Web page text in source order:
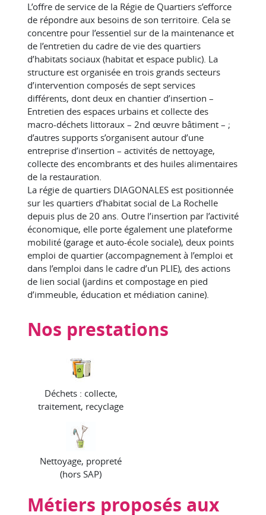
L’offre de service de la Régie de Quartiers s’efforce
de répondre aux besoins de son territoire. Cela se
concentre pour l’essentiel sur de la maintenance et
de l’entretien du cadre de vie des quartiers
d’habitats sociaux (habitat et espace public). La
structure est organisée en trois grands secteurs
d’intervention composés de sept services
différents, dont deux en chantier d’insertion –
Entretien des espaces urbains et collecte des
macro-déchets littoraux – 2nd œuvre bâtiment – ;
d’autres supports s’organisent autour d’une
entreprise d’insertion – activités de nettoyage,
collecte des encombrants et des huiles alimentaires
de la restauration.
La régie de quartiers DIAGONALES est positionnée
sur les quartiers d’habitat social de La Rochelle
depuis plus de 20 ans. Outre l’insertion par l’activité
économique, elle porte également une plateforme
mobilité (garage et auto-école sociale), deux points
emploi de quartier (accompagnement à l’emploi et
dans l’emploi dans le cadre d’un PLIE), des actions
de lien social (jardins et compostage en pied
d’immeuble, éducation et médiation canine).
Nos prestations
Déchets : collecte,
traitement, recyclage
Nettoyage, propreté
(hors SAP)
Métiers proposés aux